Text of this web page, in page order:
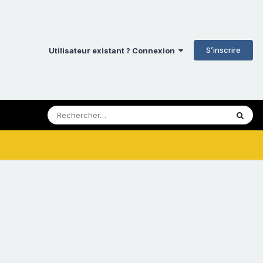
Utilisateur existant ? Connexion S’inscrire